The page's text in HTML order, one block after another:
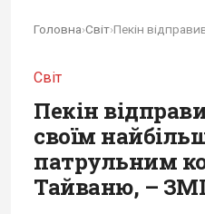
Головна›Світ›
Світ
Пекін
своїм
патрульним
Тайваню, – ЗМІ